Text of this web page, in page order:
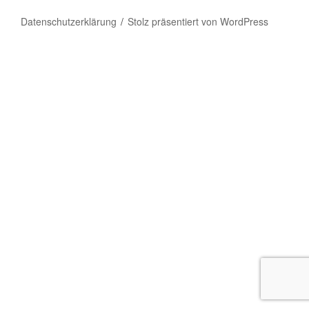
Datenschutzerklärung Stolz präsentiert von WordPress